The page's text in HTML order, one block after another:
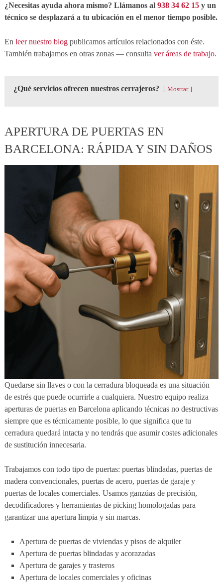
¿Necesitas ayuda ahora mismo? Llámanos al 938 34 62 15y un
técnico se desplazará a tu ubicación en el menor tiempo posible.
En leer nuestro blogpublicamos artículos relacionados con éste.
También trabajamos en otras zonas — consulta ver áreas de trabajo.
¿Qué servicios ofrecen nuestros cerrajeros? Mostrar
APERTURA DE PUERTAS EN
BARCELONA: RÁPIDA Y SIN DAÑOS
Quedarse sin llaves o con la cerradura bloqueada es una situación
de estrés que puede ocurrirle a cualquiera. Nuestro equipo realiza
aperturas de puertas en Barcelona aplicando técnicas no destructivas
siempre que es técnicamente posible, lo que significa que tu
cerradura quedará intacta y no tendrás que asumir costes adicionales
de sustitución innecesaria.
Trabajamos con todo tipo de puertas: puertas blindadas, puertas de
madera convencionales, puertas de acero, puertas de garaje y
puertas de locales comerciales. Usamos ganzúas de precisión,
decodificadores y herramientas de picking homologadas para
garantizar una apertura limpia y sin marcas.
Apertura de puertas de viviendas y pisos de alquiler
Apertura de puertas blindadas y acorazadas
Apertura de garajes y trasteros
Apertura de locales comerciales y oficinas